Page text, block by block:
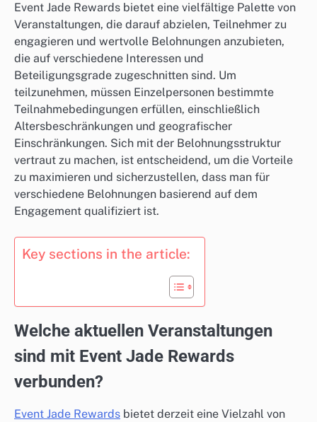
Event Jade Rewards bietet eine vielfältige Palette von
Veranstaltungen, die darauf abzielen, Teilnehmer zu
engagieren und wertvolle Belohnungen anzubieten,
die auf verschiedene Interessen und
Beteiligungsgrade zugeschnitten sind. Um
teilzunehmen, müssen Einzelpersonen bestimmte
Teilnahmebedingungen erfüllen, einschließlich
Altersbeschränkungen und geografischer
Einschränkungen. Sich mit der Belohnungsstruktur
vertraut zu machen, ist entscheidend, um die Vorteile
zu maximieren und sicherzustellen, dass man für
verschiedene Belohnungen basierend auf dem
Engagement qualifiziert ist.
Key sections in the article:
Welche aktuellen Veranstaltungen
sind mit Event Jade Rewards
verbunden?
Event Jade Rewards bietet derzeit eine Vielzahl von